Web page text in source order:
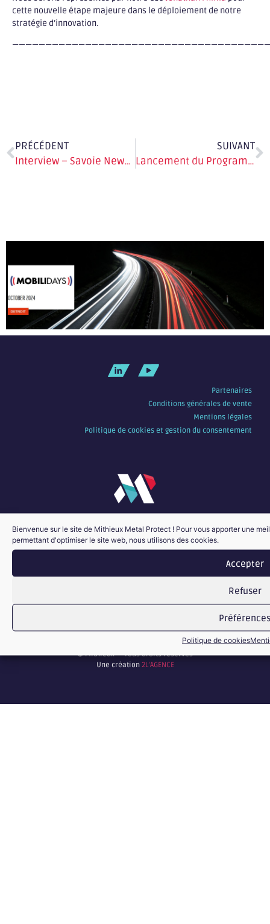
Bienvenue sur le site de Mithieux Metal Protect ! Pour vous apporter une
permettant d'optimiser le site web, nous utilisons des cookies.
Accepter
Refuser
Préférences
Politique de cookies
cette nouvelle étape majeure dans le déploiement de notre
stratégie d’innovation.
PRÉCÉDENT
Interview – Savoie News sur la Foire de Savoie
SUIVANT
Lancement du Programme de Digitalisation
© Mithieux — Tous droits réservés
Une création 2L’AGENCE
Formulaire de contact
Partenaires
Conditions générales de vente
Mentions légales
Politique de cookies et gestion du consentement